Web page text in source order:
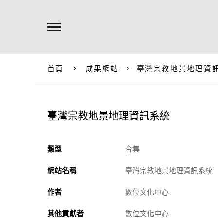
首頁 成果網站 臺灣宗教地景地理資
臺灣宗教地景地理資訊系統
類型 合集
網站名稱 臺灣宗教地景地理資訊系統
作者 數位文化中心
其他貢獻者 數位文化中心